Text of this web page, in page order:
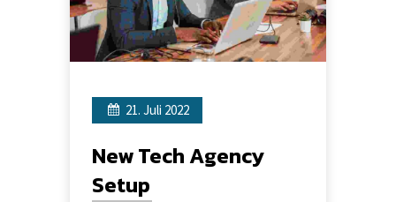
21. Juli 2022
New Tech Agency
Setup